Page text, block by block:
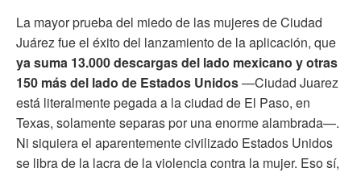
La mayor prueba del miedo de las mujeres de Ciudad
Juárez fue el éxito del lanzamiento de la aplicación, que
ya suma 13.000 descargas del lado mexicano y otras
150 más del lado de Estados Unidos—Ciudad Juarez
está literalmente pegada a la ciudad de El Paso, en
Texas, solamente separas por una enorme alambrada—.
Ni siquiera el aparentemente civilizado Estados Unidos
se libra de la lacra de la violencia contra la mujer. Eso sí,